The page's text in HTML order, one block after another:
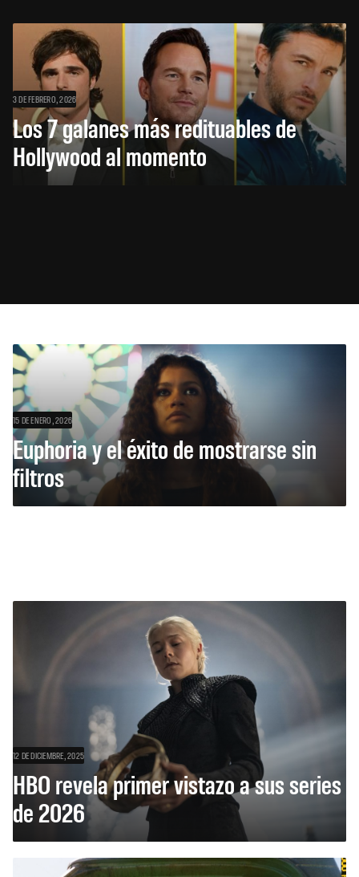
3 DE FEBRERO, 2026
Los 7 galanes más redituables de
Hollywood al momento
15 DE ENERO, 2026
Euphoria y el éxito de mostrarse sin
filtros
12 DE DICIEMBRE, 2025
HBO revela primer vistazo a sus series
de 2026